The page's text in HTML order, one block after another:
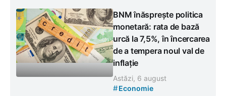
BNM înăsprește politica
monetară: rata de bază
urcă la 7,5%, în încercarea
de a tempera noul val de
inflație
Astăzi, 6 august
#Economie